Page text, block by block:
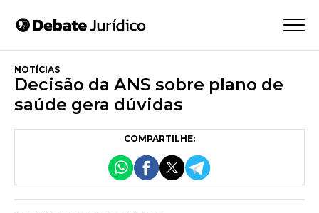
NOTÍCIAS
Decisão da ANS sobre plano de
saúde gera dúvidas
COMPARTILHE: